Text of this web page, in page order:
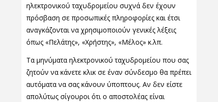
ηλεκτρονικού ταχυδρομείου συχνά δεν έχουν
πρόσβαση σε προσωπικές πληροφορίες και έτσι
αναγκάζονται να χρησιμοποιούν γενικές λέξεις
όπως «Πελάτης», «Χρήστης», «Μέλος» κ.λπ.
Τα μηνύματα ηλεκτρονικού ταχυδρομείου που σας
ζητούν να κάνετε κλικ σε έναν σύνδεσμο θα πρέπει
αυτόματα να σας κάνουν ύποπτους. Αν δεν είστε
απολύτως σίγουροι ότι ο αποστολέας είναι